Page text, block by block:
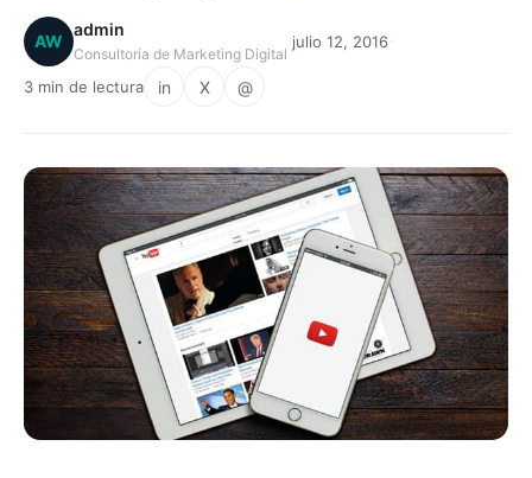
AW
admin
Consultoría de Marketing Digital
julio 12, 2016
3 min de lectura in X @